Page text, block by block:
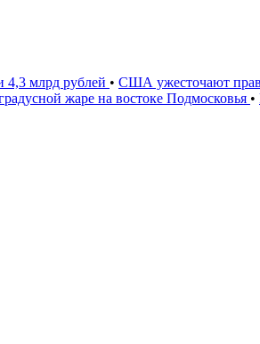
4,3 млрд рублей • США ужесточают
жаре на востоке Подмосковья •